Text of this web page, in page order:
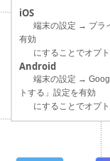
iOS
端末の設定 → プラ
有効
にすることでオプ
Android
端末の設定 →
トする」設定を有効
にすることでオプ